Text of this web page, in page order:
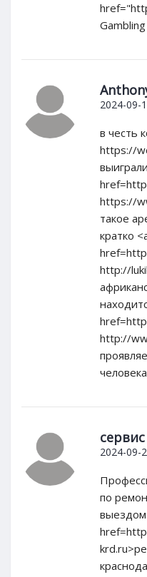
2024-09-
в честь
https://
https://
такое
кратко
http://
http://
человека
2024-09-
по